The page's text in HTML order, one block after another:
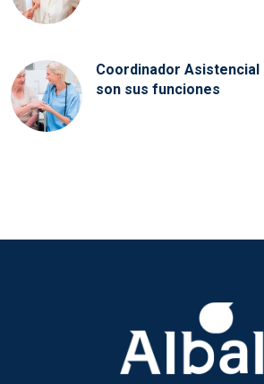
Coordinador Asistencial
son sus funciones